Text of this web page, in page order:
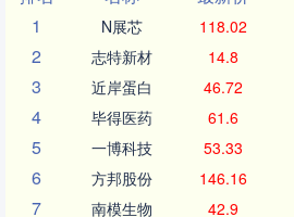
1
N展芯 118.02
2 志特新材 14.8
3 近岸蛋白 46.72
4 毕得医药 61.6
5 一博科技 53.33
6 方邦股份 146.16
7 南模生物 42.9